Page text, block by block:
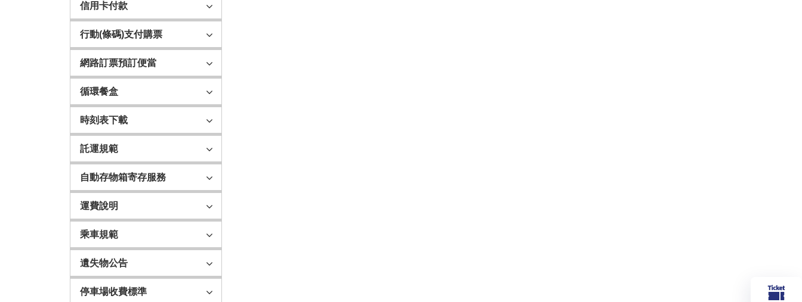
信用卡付款
行動(條碼)支付購票
網路訂票預訂便當
循環餐盒
時刻表下載
託運規範
自動存物箱寄存服務
運費說明
乘車規範
遺失物公告
停車場收費標準